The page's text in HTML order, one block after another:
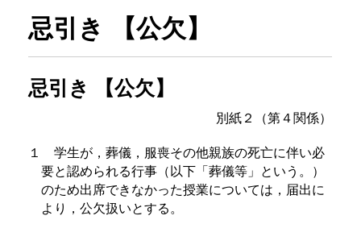
忌引き 【公欠】
忌引き 【公欠】
別紙２（第４関係）
１ 学生が，葬儀，服喪その他親族の死亡に伴い必
要と認められる行事（以下「葬儀等」という。）
のため出席できなかった授業については，届出に
より，公欠扱いとする。